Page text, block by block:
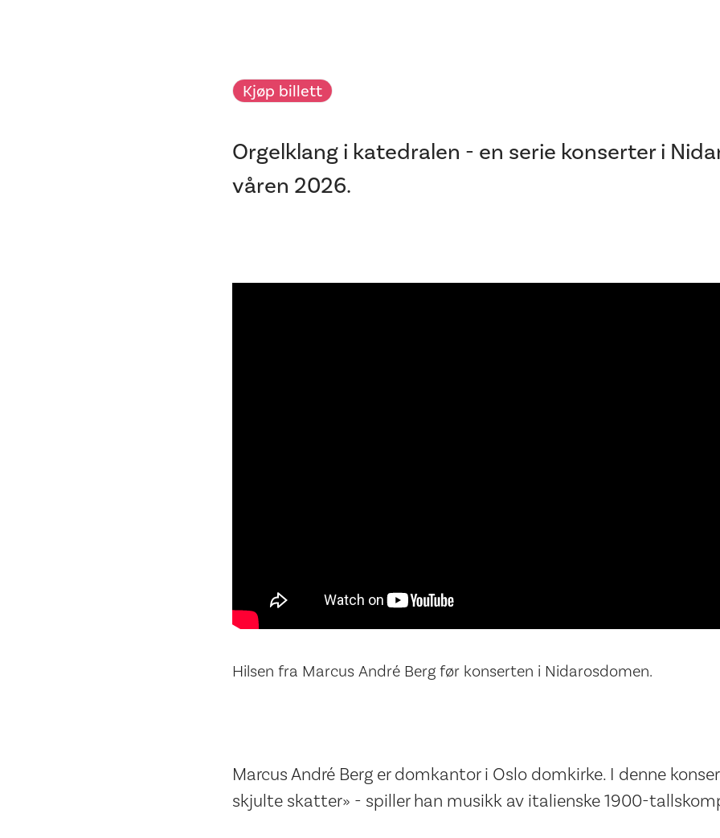
Kjøp billett
Orgelklang i katedralen - en serie konserter i
våren 2026.
Hilsen fra Marcus André Berg før konserten i Nidarosdomen.
Marcus André Berg er domkantor i Oslo domkirke. I denne
skjulte skatter» - spiller han musikk av italienske 1900-